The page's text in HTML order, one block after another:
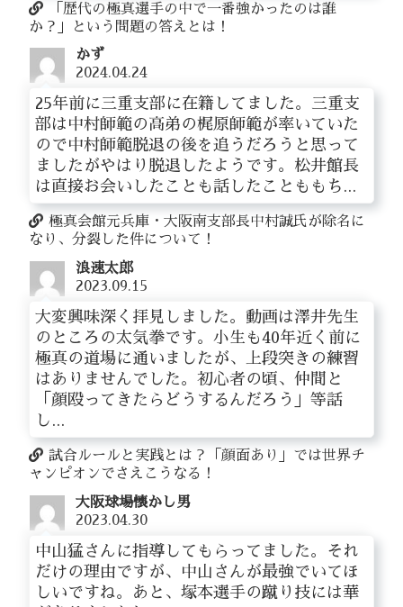
「歴代の極真選手の中で一番強かったのは誰
か？」という問題の答えとは！
かず
2024.04.24
25年前に三重支部に在籍してました。三重支
部は中村師範の高弟の梶原師範が率いていた
ので中村師範脱退の後を追うだろうと思って
ましたがやはり脱退したようです。松井館長
は直接お会いしたことも話したことももち...
極真会館元兵庫・大阪南支部長中村誠氏が除名に
なり、分裂した件について！
浪速太郎
2023.09.15
大変興味深く拝見しました。動画は澤井先生
のところの太気拳です。小生も40年近く前に
極真の道場に通いましたが、上段突きの練習
はありませんでした。初心者の頃、仲間と
「顔殴ってきたらどうするんだろう」等話
し...
試合ルールと実践とは？「顔面あり」では世界チ
ャンピオンでさえこうなる！
大阪球場懐かし男
2023.04.30
中山猛さんに指導してもらってました。それ
だけの理由ですが、中山さんが最強でいてほ
しいですね。あと、塚本選手の蹴り技には華